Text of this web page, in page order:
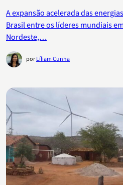
A expansão acelerada das
Brasil entre os líderes mundiais
Nordeste,…
porLíliam Cunha